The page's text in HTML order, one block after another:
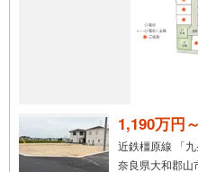
1,190万円
近鉄橿原線 「
奈良県大和郡山